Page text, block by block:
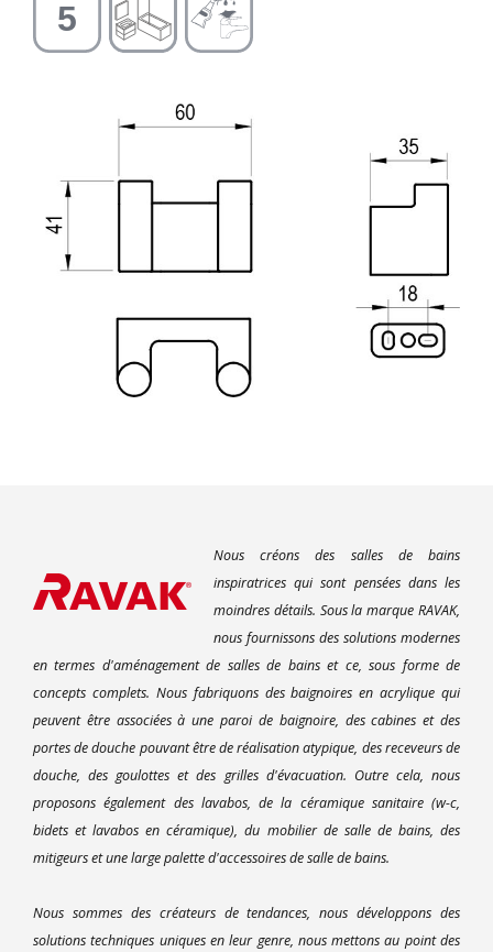
Nous créons des salles de bains
inspiratrices qui sont pensées dans les
moindres détails. Sous la marque RAVAK,
nous fournissons des solutions modernes
en termes d'aménagement de salles de bains et ce, sous forme de
concepts complets. Nous fabriquons des baignoires en acrylique qui
peuvent être associées à une paroi de baignoire, des cabines et des
portes de douche pouvant être de réalisation atypique, des receveurs de
douche, des goulottes et des grilles d'évacuation. Outre cela, nous
proposons également des lavabos, de la céramique sanitaire (w-c,
bidets et lavabos en céramique), du mobilier de salle de bains, des
mitigeurs et une large palette d'accessoires de salle de bains.
Nous sommes des créateurs de tendances, nous développons des
solutions techniques uniques en leur genre, nous mettons au point des